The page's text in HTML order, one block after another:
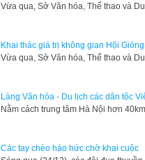
​Vừa qua, Sở Văn hóa, Thể thao và
Khai thác giá trị không gian Hội
​Vừa qua, Sở Văn hóa, Thể thao và
Làng Văn hóa - Du lịch các dân tộc
Nằm cách trung tâm Hà Nội hơn
Các tay chèo háo hức chờ khai cuộc